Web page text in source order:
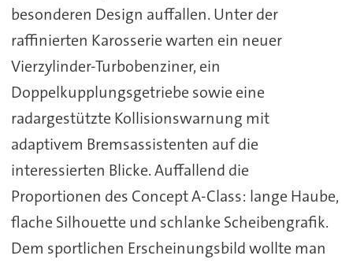
besonderen Design auffallen. Unter der
raffinierten Karosserie warten ein neuer
Vierzylinder-Turbobenziner, ein
Doppelkupplungsgetriebe sowie eine
radargestützte Kollisionswarnung mit
adaptivem Bremsassistenten auf die
interessierten Blicke. Auffallend die
Proportionen des Concept A-Class: lange Haube,
flache Silhouette und schlanke Scheibengrafik.
Dem sportlichen Erscheinungsbild wollte man